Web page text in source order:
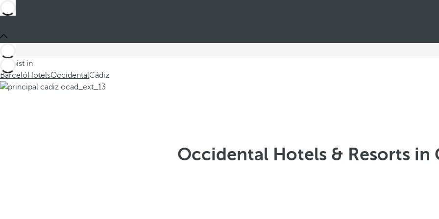
Du bist in
BarcelóHotelsOccidentalCádiz
Occidental Hotels & Resorts in